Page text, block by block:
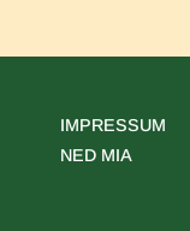
IMPRESSUM
NED MIA